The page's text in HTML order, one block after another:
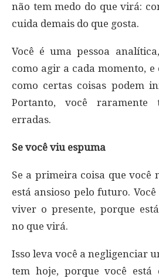
não tem medo do que virá:
cuida demais do que gosta.
Você é uma pessoa
como agir a cada momento,
como certas coisas podem
Portanto, você raramente
erradas.
Se você viu espuma
Se a primeira coisa que você
está ansioso pelo futuro.
viver o presente, porque
no que virá.
Isso leva você a negligenciar
tem hoje, porque você está